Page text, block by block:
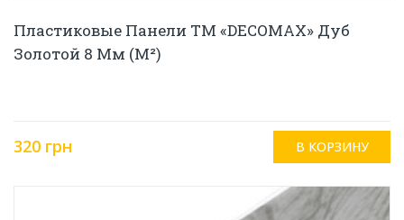
Пластиковые Панели ТМ «DECOMAX» Дуб
Золотой 8 Мм (м²)
320 грн